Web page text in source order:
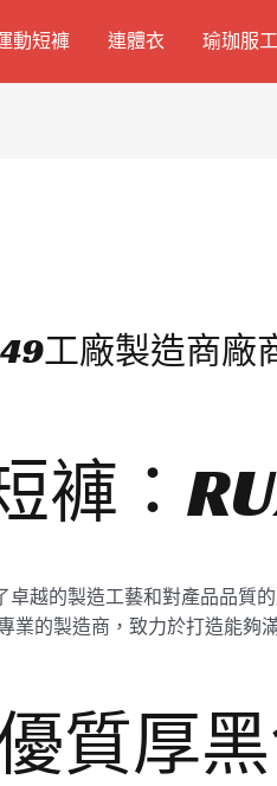
動短褲 連體衣 瑜珈服
工廠製造商廠
褲：
卓越的製造工藝和對產品品質
業的製造商，致力於打造能夠
質厚